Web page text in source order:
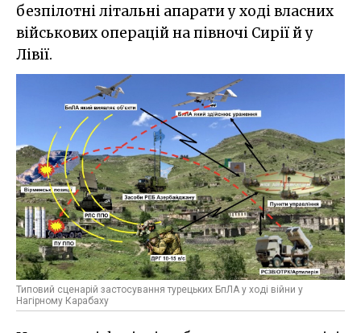
безпілотні літальні апарати у ході власних
військових операцій на півночі Сирії й у
Лівії.
Типовий сценарій застосування турецьких БпЛА у ході війни у
Нагірному Карабаху